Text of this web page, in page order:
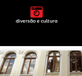
diversão e cultura